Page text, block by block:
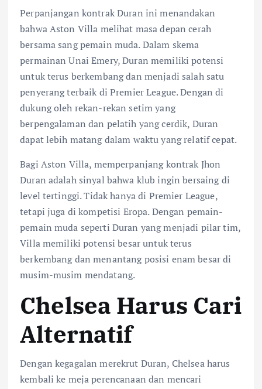
Perpanjangan kontrak Duran ini menandakan
bahwa Aston Villa melihat masa depan cerah
bersama sang pemain muda. Dalam skema
permainan Unai Emery, Duran memiliki potensi
untuk terus berkembang dan menjadi salah satu
penyerang terbaik di Premier League. Dengan di
dukung oleh rekan-rekan setim yang
berpengalaman dan pelatih yang cerdik, Duran
dapat lebih matang dalam waktu yang relatif cepat.
Bagi Aston Villa, memperpanjang kontrak Jhon
Duran adalah sinyal bahwa klub ingin bersaing di
level tertinggi. Tidak hanya di Premier League,
tetapi juga di kompetisi Eropa. Dengan pemain-
pemain muda seperti Duran yang menjadi pilar tim,
Villa memiliki potensi besar untuk terus
berkembang dan menantang posisi enam besar di
musim-musim mendatang.
Chelsea Harus Cari
Alternatif
Dengan kegagalan merekrut Duran, Chelsea harus
kembali ke meja perencanaan dan mencari